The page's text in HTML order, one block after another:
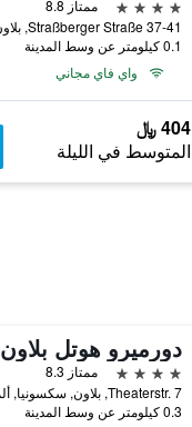
4 نجوم
ممتاز 8.8
Straßberger Straße 37-41, بلاون, سكسونيا, ألمانيا
0.1 كيلومتر عن وسط المدينة
واي فاي مجاني
404 ﷼
المتوسط في الليلة
دورميرو هوتل بلاون
4 نجوم
ممتاز 8.3
Theaterstr. 7, بلاون, سكسونيا, ألمانيا
0.3 كيلومتر عن وسط المدينة